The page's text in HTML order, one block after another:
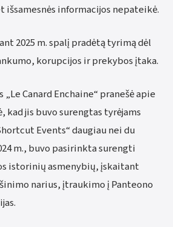
išsamesnės informacijos nepateikė.
2025 m. spalį pradėtą tyrimą dėl
korupcijos ir prekybos įtaka.
Canard Enchaine“ pranešė apie
kad jis buvo surengtas tyrėjams
Events“ daugiau nei du
m., buvo pasirinkta surengti
istorinių asmenybių, įskaitant
narius, įtraukimo į Panteono